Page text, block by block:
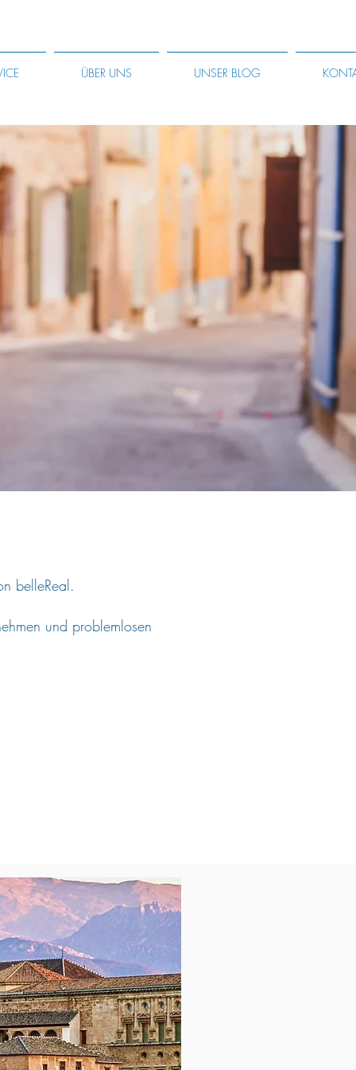
ÜBER UNS UNSER BLOG
belleReal.
und problemlosen